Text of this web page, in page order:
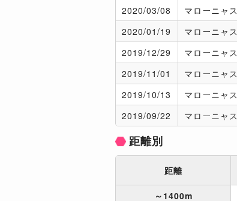
2020/03/08 マローニャス
2020/01/19 マローニャス
2019/12/29 マローニャス
2019/11/01 マローニャス
2019/10/13 マローニャス
2019/09/22 マローニャス
距離別
距離
～1400m